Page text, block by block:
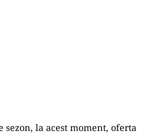
sezon, la acest moment, oferta